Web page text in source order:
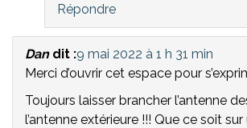
Répondre
Dan dit :9 mai 2022 à 1 h 31 min
Merci d’ouvrir cet espace pour
Toujours laisser brancher l’antenne
l’antenne extérieure !!! Que ce soit